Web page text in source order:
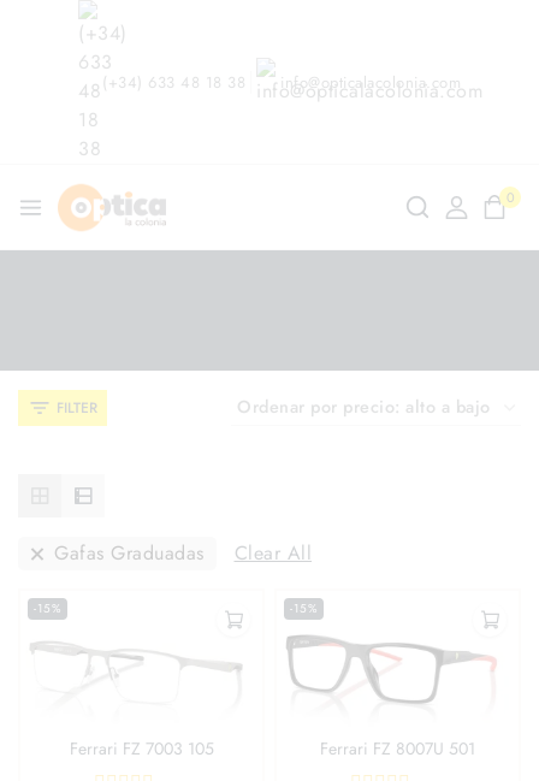
(+34) 633 48 18 38 info@opticalacolonia.com
0
FILTER
Gafas Graduadas Clear All
-15%
Ferrari FZ 7003 105
-15%
Ferrari FZ 8007U 501